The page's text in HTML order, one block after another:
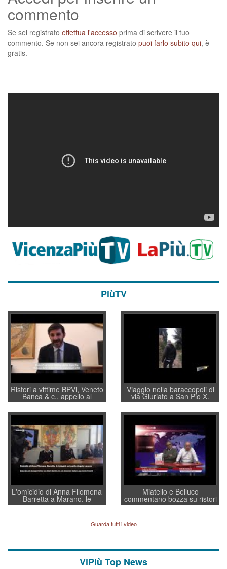
commento
Se sei registrato effettua l'accesso prima di scrivere il tuo
commento. Se non sei ancora registrato puoi farlo subito qui, è
gratis.
PiùTV
Ristori a vittime BPVi, Veneto
Banca & c., appello al
sottosegretario Alessio
Villarosa: per mettere ordine
convochi con Di Maio CNCU
a supporto della cabina di
regia al Mef
Viaggio nella baraccopoli di
via Giuriato a San Pio X.
Vicenza ai Vicentini: “faremo
un regalo di Natale ai
residenti”
L'omicidio di Anna Filomena
Barretta a Marano, le
indagini dei carabinieri di
quelle di... Barbara D'Urso
Miatello e Belluco
commentano bozza su ristori
BPVi e Veneto Banca
Guarda tutti i video
ViPiù Top News